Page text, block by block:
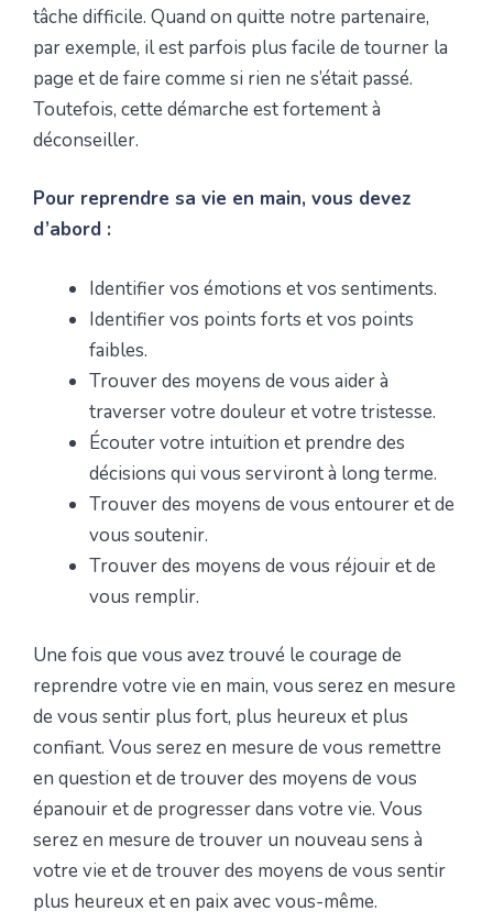
tâche difficile. Quand on quitte notre partenaire,
par exemple, il est parfois plus facile de tourner la
page et de faire comme si rien ne s’était passé.
Toutefois, cette démarche est fortement à
déconseiller.
Pour reprendre sa vie en main, vous devez
d’abord :
Identifier vos émotions et vos sentiments.
Identifier vos points forts et vos points
faibles.
Trouver des moyens de vous aider à
traverser votre douleur et votre tristesse.
Écouter votre intuition et prendre des
décisions qui vous serviront à long terme.
Trouver des moyens de vous entourer et de
vous soutenir.
Trouver des moyens de vous réjouir et de
vous remplir.
Une fois que vous avez trouvé le courage de
reprendre votre vie en main, vous serez en mesure
de vous sentir plus fort, plus heureux et plus
confiant. Vous serez en mesure de vous remettre
en question et de trouver des moyens de vous
épanouir et de progresser dans votre vie. Vous
serez en mesure de trouver un nouveau sens à
votre vie et de trouver des moyens de vous sentir
plus heureux et en paix avec vous-même.